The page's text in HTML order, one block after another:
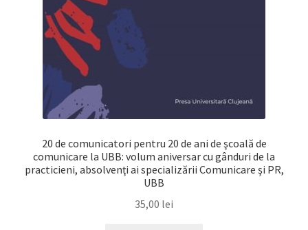
20 de comunicatori pentru 20 de ani de şcoală de
comunicare la UBB: volum aniversar cu gânduri de la
practicieni, absolvenţi ai specializării Comunicare şi PR,
UBB
35,00 lei